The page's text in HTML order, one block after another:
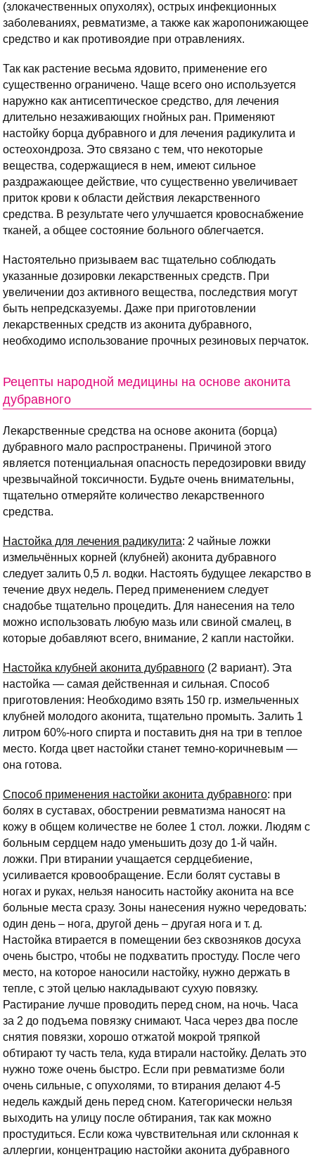
(злокачественных опухолях), острых инфекционных
заболеваниях, ревматизме, а также как жаропонижающее
средство и как противоядие при отравлениях.
Так как растение весьма ядовито, применение его
существенно ограничено. Чаще всего оно используется
наружно как антисептическое средство, для лечения
длительно незаживающих гнойных ран. Применяют
настойку борца дубравного и для лечения радикулита и
остеохондроза. Это связано с тем, что некоторые
вещества, содержащиеся в нем, имеют сильное
раздражающее действие, что существенно увеличивает
приток крови к области действия лекарственного
средства. В результате чего улучшается кровоснабжение
тканей, а общее состояние больного облегчается.
Настоятельно призываем вас тщательно соблюдать
указанные дозировки лекарственных средств. При
увеличении доз активного вещества, последствия могут
быть непредсказуемы. Даже при приготовлении
лекарственных средств из аконита дубравного,
необходимо использование прочных резиновых перчаток.
Рецепты народной медицины на основе аконита
дубравного
Лекарственные средства на основе аконита (борца)
дубравного мало распространены. Причиной этого
является потенциальная опасность передозировки ввиду
чрезвычайной токсичности. Будьте очень внимательны,
тщательно отмеряйте количество лекарственного
средства.
Настойка для лечения радикулита: 2 чайные ложки
измельчённых корней (клубней) аконита дубравного
следует залить 0,5 л. водки. Настоять будущее лекарство в
течение двух недель. Перед применением следует
снадобье тщательно процедить. Для нанесения на тело
можно использовать любую мазь или свиной смалец, в
которые добавляют всего, внимание, 2 капли настойки.
Настойка клубней аконита дубравного (2 вариант). Эта
настойка — самая действенная и сильная. Способ
приготовления: Необходимо взять 150 гр. измельченных
клубней молодого аконита, тщательно промыть. Залить 1
литром 60%-ного спирта и поставить дня на три в теплое
место. Когда цвет настойки станет темно-коричневым —
она готова.
Способ применения настойки аконита дубравного: при
болях в суставах, обострении ревматизма наносят на
кожу в общем количестве не более 1 стол. ложки. Людям с
больным сердцем надо уменьшить дозу до 1-й чайн.
ложки. При втирании учащается сердцебиение,
усиливается кровообращение. Если болят суставы в
ногах и руках, нельзя наносить настойку аконита на все
больные места сразу. Зоны нанесения нужно чередовать:
один день – нога, другой день – другая нога и т. д.
Настойка втирается в помещении без сквозняков досуха
очень быстро, чтобы не подхватить простуду. После чего
место, на которое наносили настойку, нужно держать в
тепле, с этой целью накладывают сухую повязку.
Растирание лучше проводить перед сном, на ночь. Часа
за 2 до подъема повязку снимают. Часа через два после
снятия повязки, хорошо отжатой мокрой тряпкой
обтирают ту часть тела, куда втирали настойку. Делать это
нужно тоже очень быстро. Если при ревматизме боли
очень сильные, с опухолями, то втирания делают 4-5
недель каждый день перед сном. Категорически нельзя
выходить на улицу после обтирания, так как можно
простудиться. Если кожа чувствительная или склонная к
аллергии, концентрацию настойки аконита дубравного